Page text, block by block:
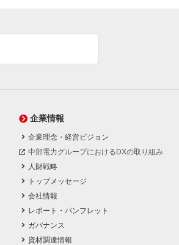
企業情報
企業理念・経営ビジョン
中部電力グループにおけるDXの取り組み
人財戦略
トップメッセージ
会社情報
レポート・パンフレット
ガバナンス
資材調達情報